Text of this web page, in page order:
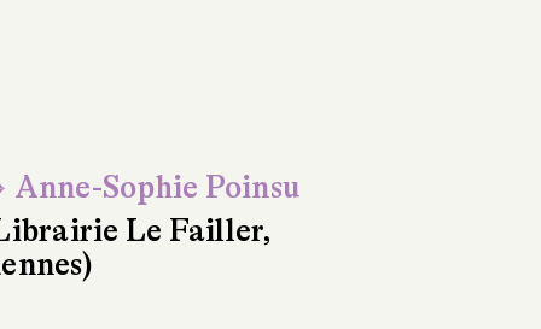
Sophie Poinsu
Le Failler,